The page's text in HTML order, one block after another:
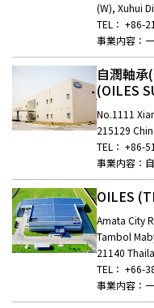
(W), Xuhui
TEL： +86-
事業内容：
自潤軸承
(OILES
No.1111
215129
TEL： +86-
事業内容：
OILES
Amata City
Tambol
21140
TEL： +66-
事業内容：